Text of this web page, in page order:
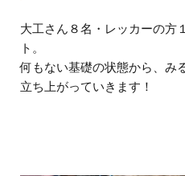
大工さん８名・レッカーの方
ト。
何もない基礎の状態から、み
立ち上がっていきます！